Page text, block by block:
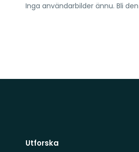
Inga användarbilder ännu. Bli
Utforska